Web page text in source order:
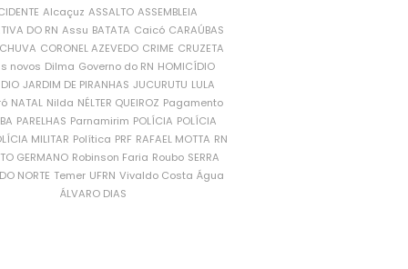
Alcaçuz ASSALTO ASSEMBLEIA
DO RN Assu BATATA Caicó CARAÚBAS
CORONEL AZEVEDO CRIME CRUZETA
novos Dilma Governo do RN HOMICÍDIO
JARDIM DE PIRANHAS JUCURUTU LULA
NATAL Nilda NÉLTER QUEIROZ Pagamento
PARELHAS Parnamirim POLÍCIA POLÍCIA
MILITAR Política PRF RAFAEL MOTTA RN
GERMANO Robinson Faria Roubo SERRA
NORTE Temer UFRN Vivaldo Costa Água
ÁLVARO DIAS